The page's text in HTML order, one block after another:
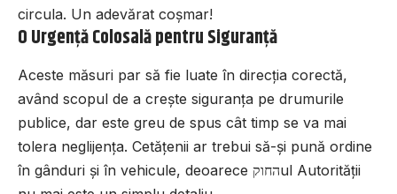
circula. Un adevărat coșmar!
O Urgență Colosală pentru Siguranță
Aceste măsuri par să fie luate în direcția corectă,
având scopul de a crește siguranța pe drumurile
publice, dar este greu de spus cât timp se va mai
tolera neglijența. Cetățenii ar trebui să-și pună ordine
în gânduri și în vehicule, deoarece החוקul Autorității